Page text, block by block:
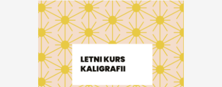
Oferta
warsztatowa Kina
Centrum